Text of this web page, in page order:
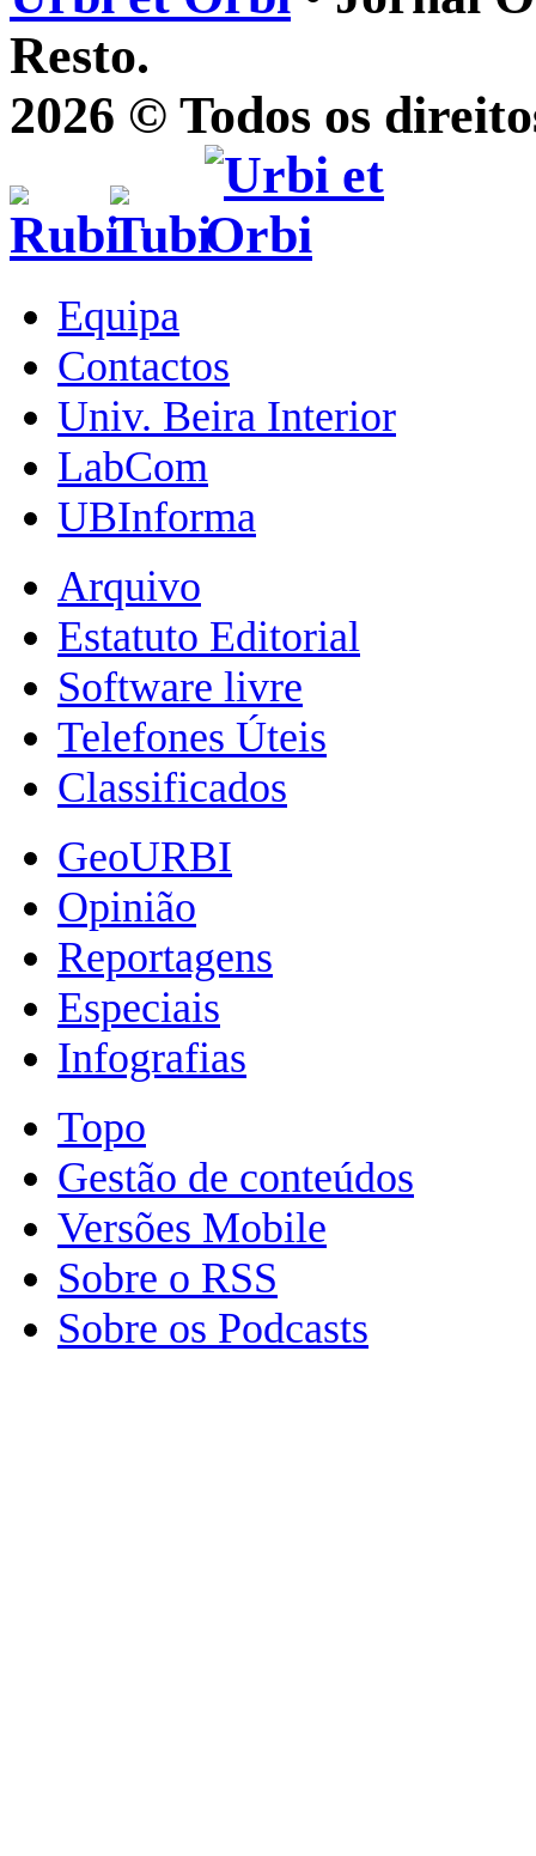
Resto.
2026 © Todos os
Equipa
Contactos
Univ. Beira Interior
LabCom
UBInforma
Arquivo
Estatuto Editorial
Software livre
Telefones Úteis
Classificados
GeoURBI
Opinião
Reportagens
Especiais
Infografias
Topo
Gestão de conteúdos
Versões Mobile
Sobre o RSS
Sobre os Podcasts